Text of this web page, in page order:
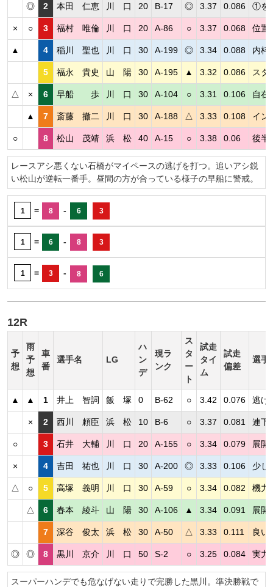
◎ 2 本田 仁恵 川 口 20 B-17 ◎ 3.37 0.086 ①を
× ○ 3 福村 唯倫 川 口 20 A-86 ○ 3.37 0.068 位置
▲ 4 稲川 聖也 川 口 30 A-199 ◎ 3.34 0.088 内枠
5 福永 貴史 山 陽 30 A-195 ▲ 3.32 0.086 スタ
△ × 6 早船 歩 川 口 30 A-104 ○ 3.31 0.106 自在
▲ 7 斎藤 撤二 川 口 30 A-188 △ 3.33 0.108 イン
○ 8 松山 茂靖 浜 松 40 A-15 ○ 3.38 0.06 後半
レースアシ悪くない石橋がマイペースの逃げを打つ。追いアシ鋭
い松山が逆転一番手。昼間の方が合っている様子の早船に警戒。
1 = 8 - 6 3
1 = 6 - 8 3
1 = 3 - 8 6
12R
予
想
雨
予
想
車
番
選手名 LG
ハ
ン
デ
現ラ
ンク
ス
タ
ー
ト
試走
タイ
ム
試走
偏差
選手
▲ ▲ 1 井上 智詞 飯 塚 0 B-62 ○ 3.42 0.076 逃げ
× 2 西川 頼臣 浜 松 10 B-6 ○ 3.37 0.081 連下
○ 3 石井 大輔 川 口 20 A-155 ○ 3.34 0.079 展開
× 4 吉田 祐也 川 口 30 A-200 ◎ 3.33 0.106 少し
△ ○ 5 高塚 義明 川 口 30 A-59 ○ 3.34 0.082 機力
△ 6 春本 綾斗 山 陽 30 A-106 ▲ 3.34 0.091 展開
7 深谷 俊太 浜 松 30 A-50 △ 3.33 0.111 良い
◎ ◎ 8 黒川 京介 川 口 50 S-2 ○ 3.25 0.084 実力
スーパーハンデでも危なげない走りで完勝した黒川。準決勝戦で